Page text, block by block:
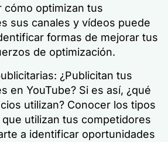
cómo optimizan tus
sus canales y vídeos puede
formas de mejorar tus
de optimización.
¿Publicitan tus
en YouTube? Si es así, ¿qué
utilizan? Conocer los tipos
utilizan tus competidores
a identificar oportunidades